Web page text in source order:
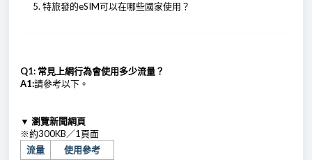
特旅發的eSIM可以在哪些國家使用？
Q1: 常見上網行為會使用多少流量？
A1:請參考以下。
▼ 瀏覽新聞網頁
※約300KB／1頁面
流量
使用參考